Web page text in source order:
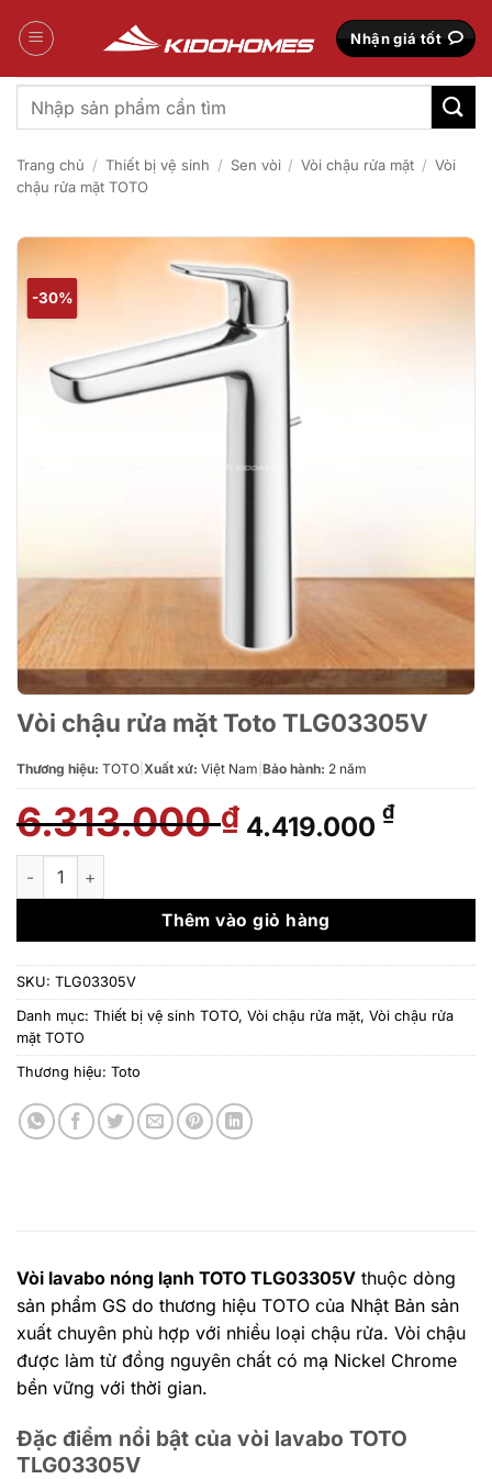
qua
Nhận giá tốt
Tìm
kiếm:
Trang chủ / Thiết bị vệ sinh / Sen vòi / Vòi chậu rửa mặt / Vòi
chậu rửa mặt TOTO
-30%
Vòi chậu rửa mặt Toto TLG03305V
Thương hiệu: TOTO Xuất xứ: Việt Nam Bảo hành: 2 năm
6.313.000₫ Giá
gốc
6.313.000 ₫.
4.419.000 ₫Giá
là:
Vòi chậu rửa mặt Toto TLG03305V số lượng
Thêm vào giỏ hàng
SKU: TLG03305V
Danh mục: Thiết bị vệ sinh TOTO, Vòi chậu rửa mặt, Vòi chậu rửa
mặt TOTO
Thương hiệu: Toto
Vòi lavabo nóng lạnh TOTO TLG03305V thuộc dòng
sản phẩm GS do thương hiệu TOTO của Nhật Bản sản
xuất chuyên phù hợp với nhiều loại chậu rửa. Vòi chậu
được làm từ đồng nguyên chất có mạ Nickel Chrome
bền vững với thời gian.
Đặc điểm nổi bật của vòi lavabo TOTO
TLG03305V